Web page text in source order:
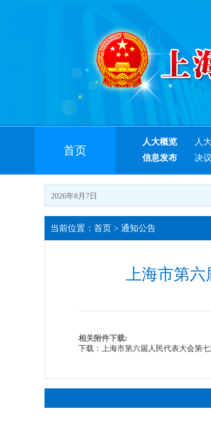
首页
人大概览 人
信息发布
决
2026年8月7日
当前位置： 首页> 通知公告
上海市第
相关附件下载:
下载：上海市第六届人民代表大会第